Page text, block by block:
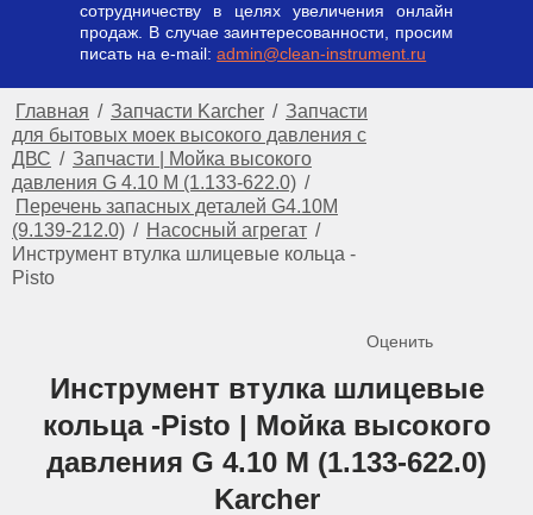
сотрудничеству в целях увеличения онлайн
продаж. В случае заинтересованности, просим
писать на e-mail:admin@clean-instrument.ru
Главная / Запчасти Karcher / Запчасти
для бытовых моек высокого давления с
ДВС / Запчасти | Мойка высокого
давления G 4.10 M (1.133-622.0) /
Перечень запасных деталей G4.10M
(9.139-212.0) / Насосный агрегат /
Инструмент втулка шлицевые кольца -
Pisto
Оценить
Инструмент втулка шлицевые
кольца -Pisto | Мойка высокого
давления G 4.10 M (1.133-622.0)
Karcher